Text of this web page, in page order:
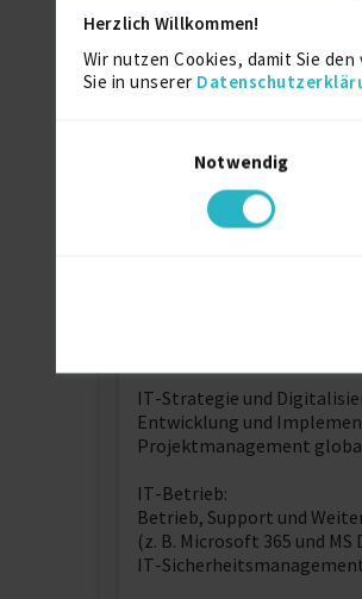
Herzlich Willkommen!
Wir nutzen Cookies, damit Sie
Sie in unserer
Notwendig
Ausbildung
Elektrotechnik
Über mich
CIO, CDO, Director IT,
IT-Strategie und
Entwicklung und
Projektmanagement
IT-Betrieb:
Betrieb, Support und
(z. B. Microsoft 365 und
IT-